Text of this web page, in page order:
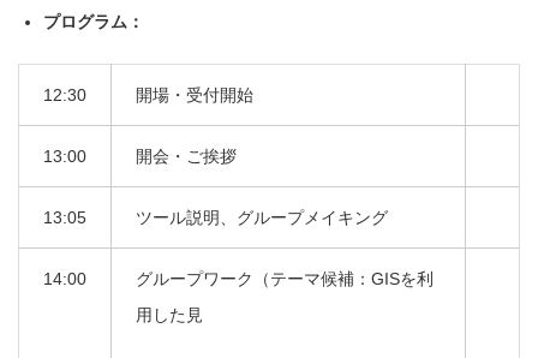
プログラム：
12:30 開場・受付開始
13:00 開会・ご挨拶
13:05 ツール説明、グループメイキング
14:00
グループワーク（テーマ候補：GISを利
用した見